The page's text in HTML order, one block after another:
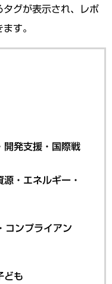
グが表示され、レポ
す。
開発支援・国際戦
・エネルギー・
コンプライアン
ども